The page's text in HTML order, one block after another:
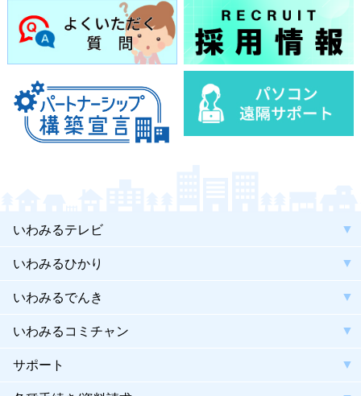
いわみるテレビ
いわみるひかり
いわみるでんき
いわみるコミチャン
サポート